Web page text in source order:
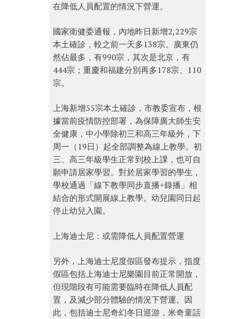
在降低人員配置的情況下營運。
國家衛健委通報，內地昨日新增2,229宗
本土確診，較之前一天多138宗。廣東仍
然佔最多，有990宗，其次是北京，有
444宗；重慶和福建分別再多178宗、110
宗。
上海新增55宗本土確診，市教委宣布，根
據當前疫情防控部署，為保障廣大師生安
全健康，中小學除初三和高三年級外，下
周一（19日）起全部調整為線上教學。初
三、高三年級學生正常到校上課，也可自
願申請居家學習。對於居家學習的學生，
學校通過「線下教學同步直播+錄播」相
結合的形式開展線上教學。幼兒園同日起
停止幼兒入園。
上海迪士尼：或需降低人員配置營運
另外，上海迪士尼度假區發布提示，指度
假區包括上海迪士尼樂園目前正常開放，
但現階段有可能需要臨時在降低人員配
置，及減少部分體驗的情況下營運。因
此，包括迪士尼奇幻冬日巡游，米奇童話